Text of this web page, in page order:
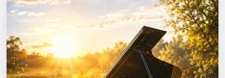
Спорт
События
Города